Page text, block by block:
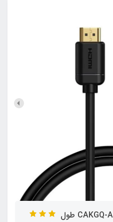
کابل HDMI بیسوس مدل CAKGQ-A01 طول